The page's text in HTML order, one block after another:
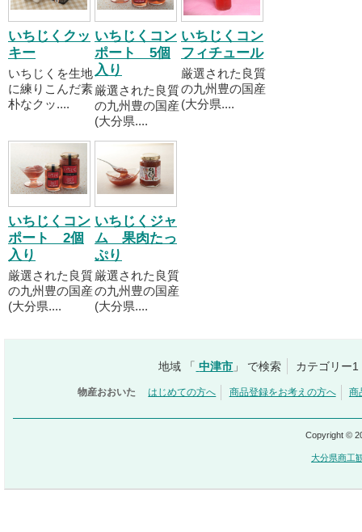
いちじくクッ
キー
いちじくを生地
に練りこんだ素
朴なクッ....
いちじくコン
ポート 5個
入り
厳選された良質
の九州豊の国産
(大分県....
いちじくコン
フィチュール
厳選された良質
の九州豊の国産
(大分県....
いちじくコン
ポート 2個
入り
厳選された良質
の九州豊の国産
(大分県....
いちじくジャ
ム 果肉たっ
ぷり
厳選された良質
の九州豊の国産
(大分県....
地域 「 中津市 」 で検索 カテゴリー1
物産おおいた はじめての方へ 商品登録をお考えの方へ 商
Copyright ©
大分県商工